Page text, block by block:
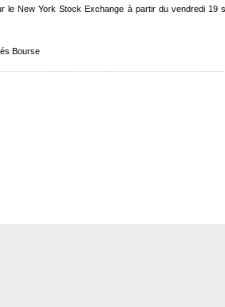
le New York Stock Exchange à partir du vendredi 19
Bourse